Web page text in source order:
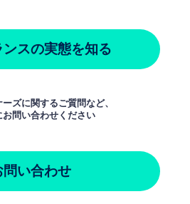
ンスの実態を知る
ズに関するご質問など、
お問い合わせください
問い合わせ